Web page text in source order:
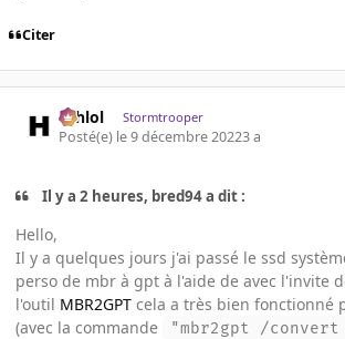
Citer
ashlol Stormtrooper
Posté(e) le 9 décembre 20223 a
Il y a 2 heures, bred94 a dit :
Hello,
Il y a quelques jours j'ai passé le ssd
perso de mbr à gpt à l'aide de avec l'invite
l'outil MBR2GPT cela a très bien fonctionné
(avec la commande
"mbr2gpt /